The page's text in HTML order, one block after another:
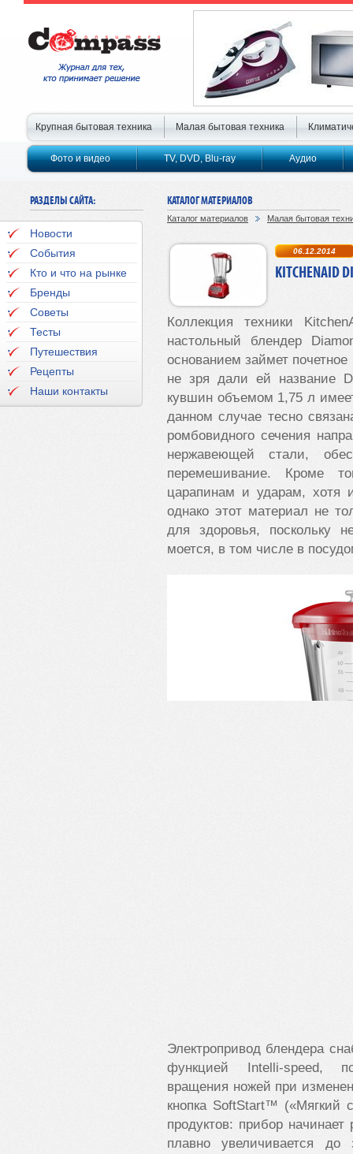
РАЗДЕЛЫ САЙТА:
Новости
События
Кто и что на рынке
Бренды
Советы
Тесты
Путешествия
Рецепты
Наши контакты
КАТАЛОГ МАТЕРИАЛОВ
Каталог материалов Малая бытовая
06.12.2014
Коллекция техники
настольный блендер
основанием займет
не зря дали ей название
кувшин объемом 1,75 л
данном случае тесно
ромбовидного сечения
нержавеющей стали,
перемешивание. Кроме
царапинам и ударам, хотя
однако этот материал не
для здоровья, поскольку
моется, в том числе в
Электропривод блендера
функцией Intelli-speed,
вращения ножей при
кнопка SoftStart™ («Мягкий
продуктов: прибор
плавно увеличивается до
Крупная бытовая техника Малая бытовая техника
Фото и видео TV, DVD, Blu-ray Аудио